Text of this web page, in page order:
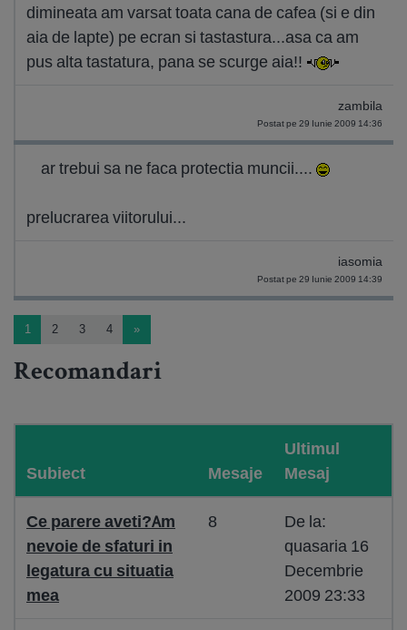
dimineata am varsat toata cana de cafea (si e din
aia de lapte) pe ecran si tastastura...asa ca am
pus alta tastatura, pana se scurge aia!!
zambila
Postat pe 29 Iunie 2009 14:36
ar trebui sa ne faca protectia muncii....
prelucrarea viitorului...
iasomia
Postat pe 29 Iunie 2009 14:39
1 2 3 4 »
Recomandari
Subiect Mesaje
Ultimul
Mesaj
Ce parere aveti?Am
nevoie de sfaturi in
legatura cu situatia
mea
8
De la:
quasaria 16
Decembrie
2009 23:33